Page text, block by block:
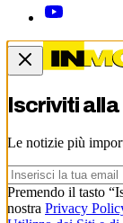
Iscriviti
Le notizie più
Premendo il tasto
nostra Privacy